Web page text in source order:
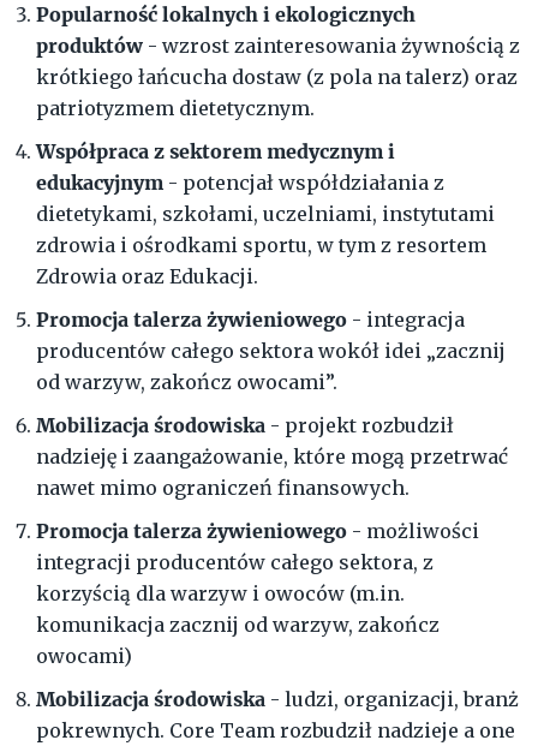
Popularność lokalnych i ekologicznych
produktów - wzrost zainteresowania żywnością z
krótkiego łańcucha dostaw (z pola na talerz) oraz
patriotyzmem dietetycznym.
Współpraca z sektorem medycznym i
edukacyjnym - potencjał współdziałania z
dietetykami, szkołami, uczelniami, instytutami
zdrowia i ośrodkami sportu, w tym z resortem
Zdrowia oraz Edukacji.
Promocja talerza żywieniowego - integracja
producentów całego sektora wokół idei „zacznij
od warzyw, zakończ owocami”.
Mobilizacja środowiska - projekt rozbudził
nadzieję i zaangażowanie, które mogą przetrwać
nawet mimo ograniczeń finansowych.
Promocja talerza żywieniowego - możliwości
integracji producentów całego sektora, z
korzyścią dla warzyw i owoców (m.in.
komunikacja zacznij od warzyw, zakończ
owocami)
Mobilizacja środowiska - ludzi, organizacji, branż
pokrewnych. Core Team rozbudził nadzieje a one